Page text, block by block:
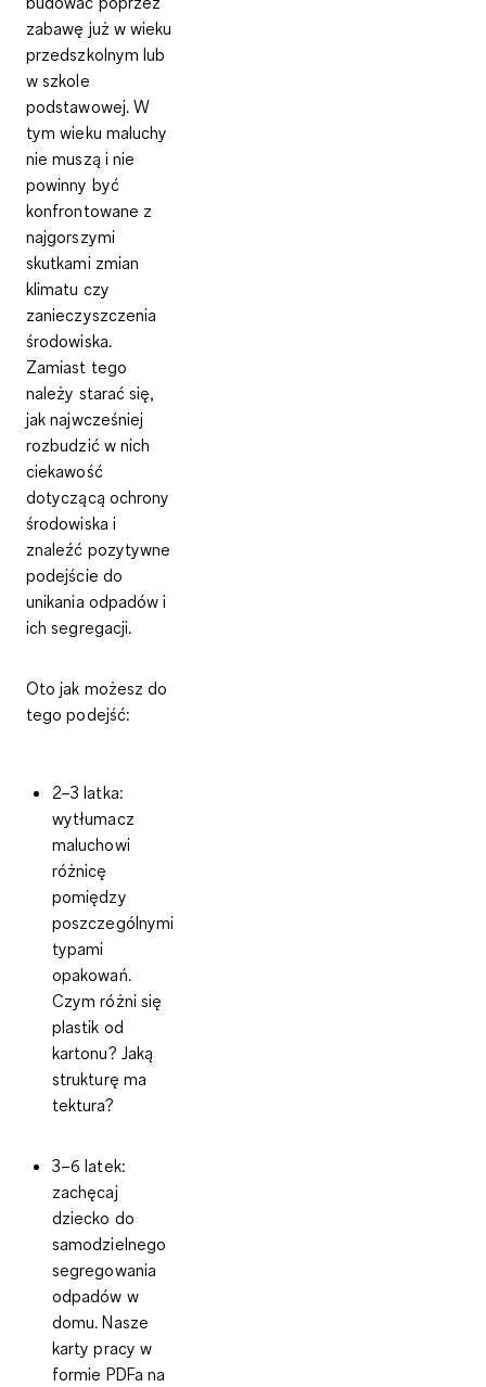
zabawę już w wieku
przedszkolnym lub
w szkole
podstawowej. W
tym wieku maluchy
nie muszą i nie
powinny być
konfrontowane z
najgorszymi
skutkami zmian
klimatu czy
zanieczyszczenia
środowiska.
Zamiast tego
należy starać się,
jak najwcześniej
rozbudzić w nich
ciekawość
dotyczącą ochrony
środowiska i
znaleźć pozytywne
podejście do
unikania odpadów i
ich segregacji.
Oto jak możesz do
tego podejść:
2–3 latka:
wytłumacz
maluchowi
różnicę
pomiędzy
poszczególnymi
typami
opakowań.
Czym różni się
plastik od
kartonu? Jaką
strukturę ma
tektura?
3–6 latek:
zachęcaj
dziecko do
samodzielnego
segregowania
odpadów w
domu. Nasze
karty pracy w
formie PDFa na